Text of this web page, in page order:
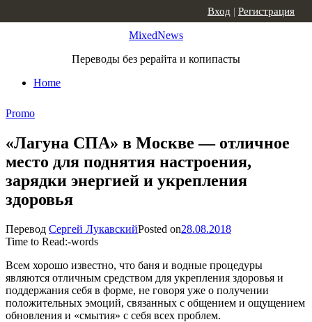
MixedNews
Переводы без рерайта и копипасты
Home
Вход | Регистрация
Promo
«Лагуна СПА» в Москве — отличное
место для поднятия настроения,
зарядки энергией и укрепления
здоровья
Перевод Сергей ЛукавскийPosted on28.08.2018
Time to Read:-words
Всем хорошо известно, что баня и водные процедуры
являются отличным средством для укрепления здоровья и
поддержания себя в форме, не говоря уже о получении
положительных эмоций, связанных с общением и ощущением
обновления и «смытия» с себя всех проблем.